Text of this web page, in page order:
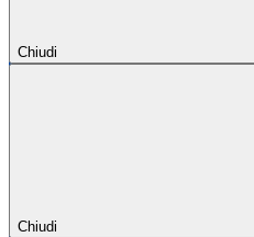
Chiudi
Chiudi